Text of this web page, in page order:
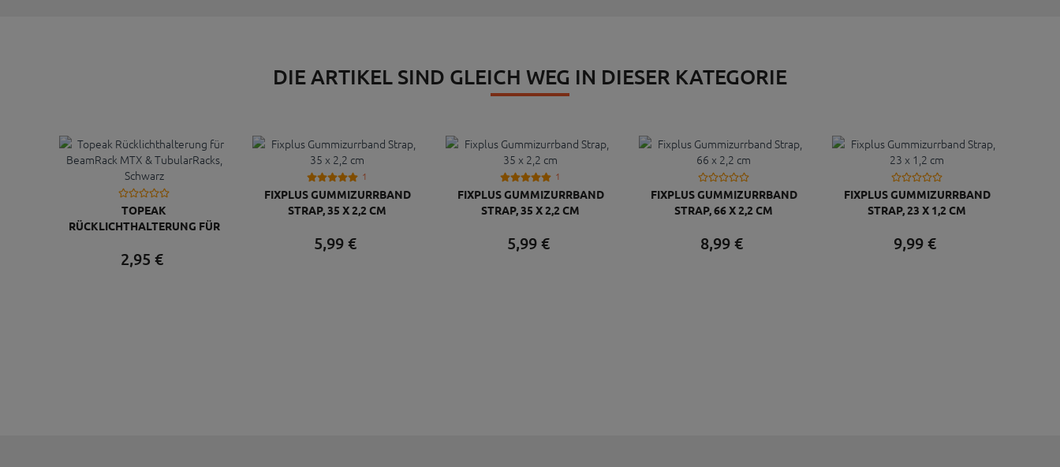
DIE ARTIKEL SIND GLEICH WEG IN DIESER KATEGORIE
TOPEAK
RÜCKLICHTHALTERUNG FÜR
TUBULARRACKS, SCHWARZ
2,95 €
1
FIXPLUS GUMMIZURRBAND
STRAP, 35 X 2,2 CM
5,99€
1
FIXPLUS GUMMIZURRBAND
STRAP, 35 X 2,2 CM
5,99€
FIXPLUS GUMMIZURRBAND
STRAP, 66 X 2,2 CM
8,99€
FIXPLUS GUMMIZURRBAND
STRAP, 23 X 1,2 CM
9,99€